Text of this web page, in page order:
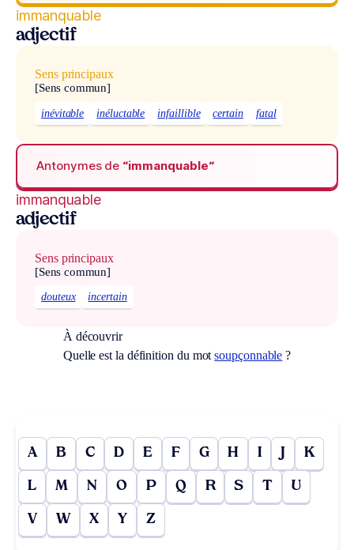
immanquable
adjectif
Sens principaux
[Sens commun]
inévitable inéluctable infaillible certain fatal
Antonymes de “immanquable“
immanquable
adjectif
Sens principaux
[Sens commun]
douteux incertain
À découvrir
Quelle est la définition du motsoupçonnable ?
A B C D E F G H I J K
L M N O P Q R S T U
V W X Y Z